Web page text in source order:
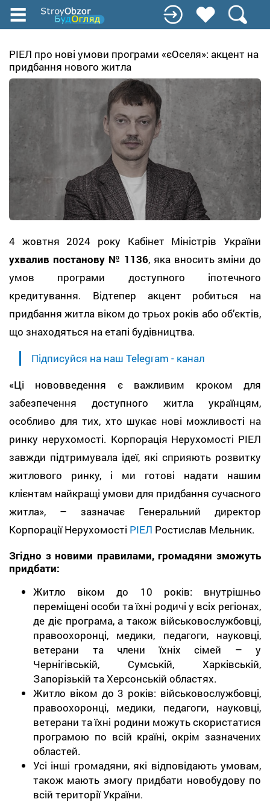
Перейти
содержанию
РІЕЛ про нові умови програми «єОселя»: акцент на
придбання нового житла
4 жовтня 2024 року Кабінет Міністрів України
ухвалив постанову № 1136, яка вносить зміни до
умов програми доступного іпотечного
кредитування. Відтепер акцент робиться на
придбання житла віком до трьох років або об’єктів,
що знаходяться на етапі будівництва.
Підписуйся на наш Telegram - канал
«Ці нововведення є важливим кроком для
забезпечення доступного житла українцям,
особливо для тих, хто шукає нові можливості на
ринку нерухомості. Корпорація Нерухомості РІЕЛ
завжди підтримувала ідеї, які сприяють розвитку
житлового ринку, і ми готові надати нашим
клієнтам найкращі умови для придбання сучасного
житла», – зазначає Генеральний директор
Корпорації Нерухомості РІЕЛ Ростислав Мельник.
Згідно з новими правилами, громадяни зможуть
придбати:
Житло віком до 10 років: внутрішньо
переміщені особи та їхні родичі у всіх регіонах,
де діє програма, а також військовослужбовці,
правоохоронці, медики, педагоги, науковці,
ветерани та члени їхніх сімей – у
Чернігівській, Сумській, Харківській,
Запорізькій та Херсонській областях.
Житло віком до 3 років: військовослужбовці,
правоохоронці, медики, педагоги, науковці,
ветерани та їхні родини можуть скористатися
програмою по всій країні, окрім зазначених
областей.
Усі інші громадяни, які відповідають умовам,
також мають змогу придбати новобудову по
всій території України.